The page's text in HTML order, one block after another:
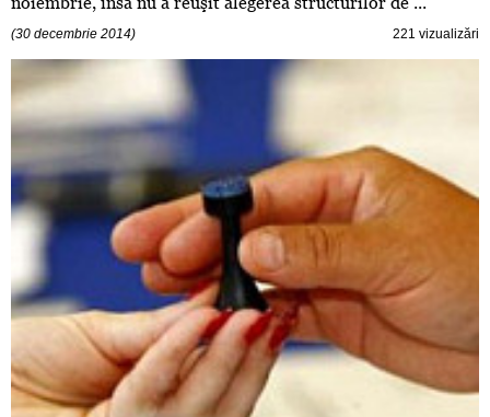
(30 decembrie 2014) 221 vizualizări